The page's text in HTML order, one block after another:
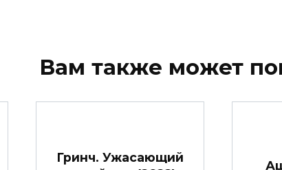
Вам также может
Гринч. Ужасающий